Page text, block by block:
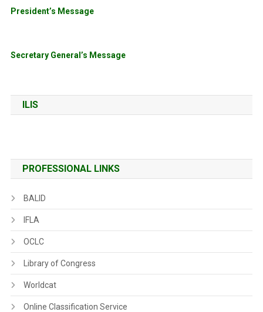
President’s Message
Secretary General’s Message
ILIS
PROFESSIONAL LINKS
BALID
IFLA
OCLC
Library of Congress
Worldcat
Online Classification Service